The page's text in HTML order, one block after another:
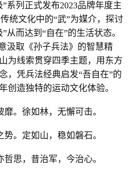
系列正式发布2023品牌年度主
统文化中的“武”为媒介，探讨
从而达到“自在”的生活状态。
汲取《孙子兵法》的智慧精
为线索贯穿四季主题，用东方
，凭兵法经典启发“吾自在”的
创造独特的运动文化体验。
。徐如林，无懈可击。
。定如山，稳如磐石。
思，昔治军，今治心。